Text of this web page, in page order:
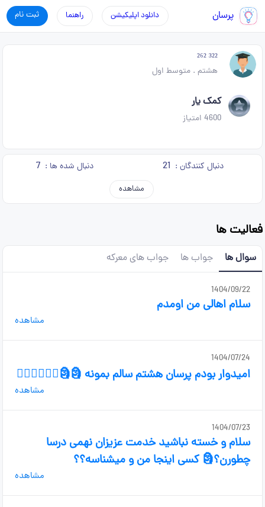
پرسان ثبت نام راهنما دانلود اپلیکیشن
³²² ²⁶²
هشتم .متوسط اول
کمک یار
4600 امتیاز
دنبال کنندگان : 21 دنبال شده ها : 7
مشاهده
فعالیت ها
سوال ها جواب ها جواب های معرکه
1404/09/22
سلام اهالی من اومدم
مشاهده
1404/07/24
امیدوار بودم پرسان هشتم سالم بمونه 🗿🗿🤦🏻‍♀️🤦🏻‍♀️
مشاهده
1404/07/23
سلام و خسته نباشید خدمت عزیزان نهمی درسا
چطورن؟🗿 کسی اینجا من و میشناسه؟؟
مشاهده